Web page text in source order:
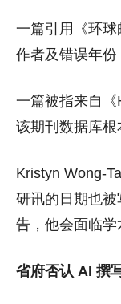
一篇引用《环
作者及错误年份
一篇被指来自《
该期刊数据库根
Kristyn Wong-
研讯的日期也被
告，他会面临学
省府否认 AI 撰